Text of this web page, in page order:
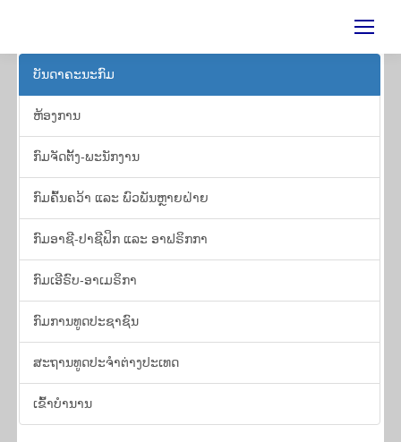
ບັນ​ດາ​ຄະ​ນະ​ກົມ
ຫ້ອງ​ການ
​ກົມ​ຈັດ​ຕັ້ງ-ພະ​ນັກ​ງານ
ກົມຄົ້ນຄວ້າ ແລະ ພົວ​ພັນຫຼາຍ​ຝ່າຍ
ກົມອາຊີ-ປາຊີຟິກ ແລະ ອາຟຣິກກາ
ກົມເອີຣົບ-ອາເມຣິກາ
ກົມ​ການ​ທູດ​ປະ​ຊາ​ຊົນ
​ສະ​ຖານ​ທູດ​ປະ​ຈຳ​ຕ່າງ​ປະ​ເທດ
ເຂົ້າ​ບຳ​ນານ